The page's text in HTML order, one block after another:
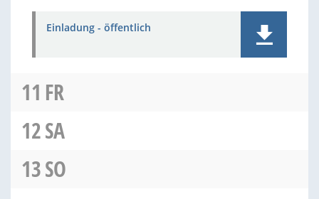
Einladung - öffentlich
11 FR
12SA
13SO